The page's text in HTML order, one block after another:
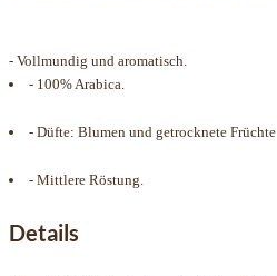
- Vollmundig und aromatisch.
- 100% Arabica.
- Düfte: Blumen und getrocknete Früchte
- Mittlere Röstung.
Details